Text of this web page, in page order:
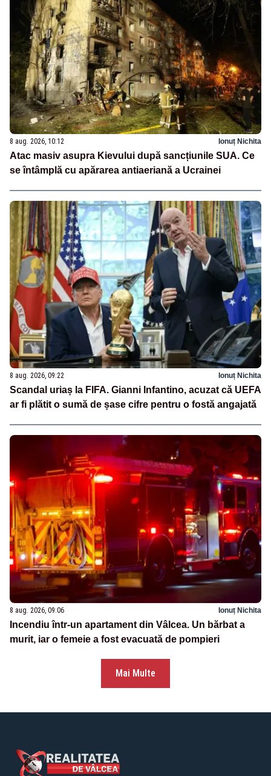
8 aug. 2026, 10:12 Ionuț Nichita
Atac masiv asupra Kievului după sancțiunile SUA. Ce
se întâmplă cu apărarea antiaeriană a Ucrainei
8 aug. 2026, 09:22 Ionuț Nichita
Scandal uriaș la FIFA. Gianni Infantino, acuzat că UEFA
ar fi plătit o sumă de șase cifre pentru o fostă angajată
8 aug. 2026, 09:06 Ionuț Nichita
Incendiu într-un apartament din Vâlcea. Un bărbat a
murit, iar o femeie a fost evacuată de pompieri
Mai Multe